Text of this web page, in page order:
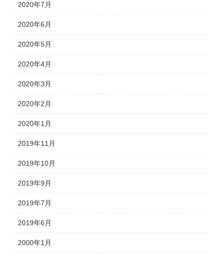
2020年7月
2020年6月
2020年5月
2020年4月
2020年3月
2020年2月
2020年1月
2019年11月
2019年10月
2019年9月
2019年7月
2019年6月
2000年1月